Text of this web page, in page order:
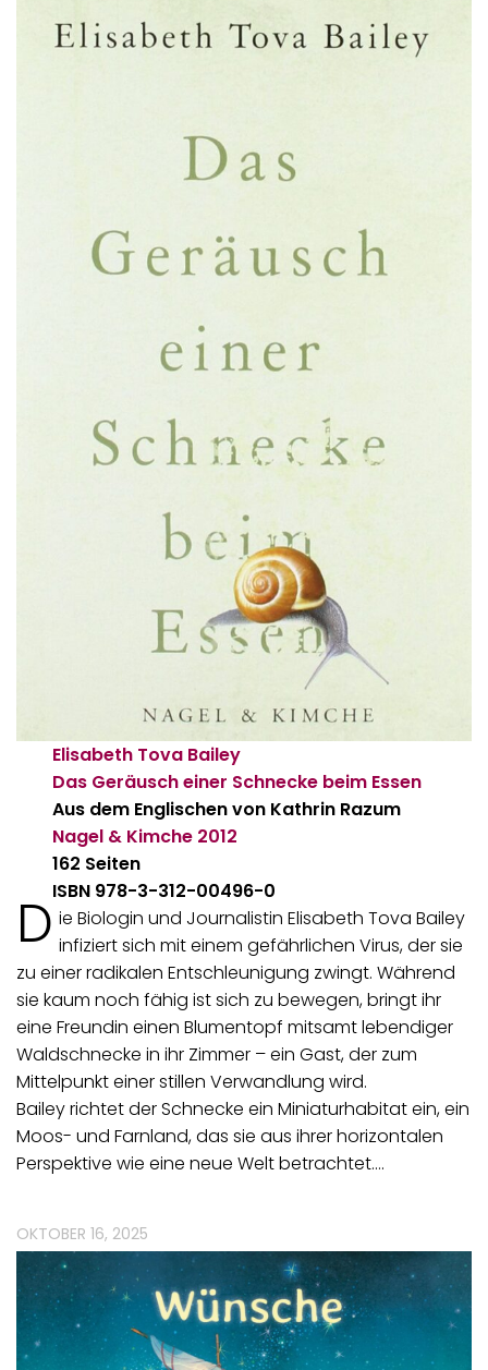
Elisabeth Tova Bailey
Das Geräusch einer Schnecke beim Essen
Aus dem Englischen von Kathrin Razum
Nagel & Kimche 2012
162 Seiten
ISBN 978-3-312-00496-0
D ie Biologin und Journalistin Elisabeth Tova Bailey
infiziert sich mit einem gefährlichen Virus, der sie
zu einer radikalen Entschleunigung zwingt. Während
sie kaum noch fähig ist sich zu bewegen, bringt ihr
eine Freundin einen Blumentopf mitsamt lebendiger
Waldschnecke in ihr Zimmer – ein Gast, der zum
Mittelpunkt einer stillen Verwandlung wird.
Bailey richtet der Schnecke ein Miniaturhabitat ein, ein
Moos- und Farnland, das sie aus ihrer horizontalen
Perspektive wie eine neue Welt betrachtet.…
OKTOBER 16, 2025